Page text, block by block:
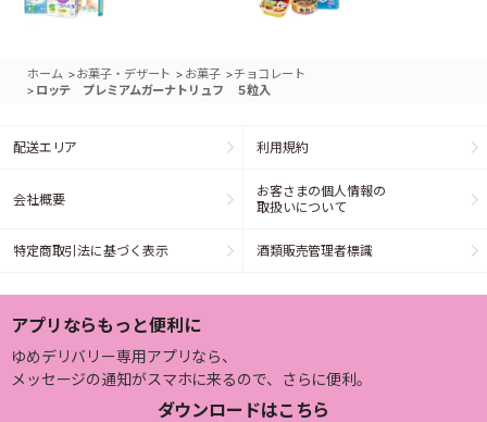
ホーム >お菓子・デザート > お菓子 >チョコレート
> ロッテ プレミアムガーナトリュフ ５粒入
配送エリア 利用規約
会社概要
お客さまの個人情報の
取扱いについて
特定商取引法に基づく表示 酒類販売管理者標識
アプリならもっと便利に
ゆめデリバリー専用アプリなら、
メッセージの通知がスマホに来るので、さらに便利。
ダウンロードはこちら